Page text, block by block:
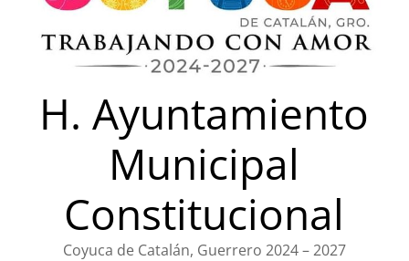
H. Ayuntamiento
Municipal
Constitucional
Coyuca de Catalán, Guerrero 2024 – 2027